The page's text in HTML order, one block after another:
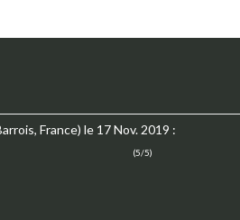
France) le 17 Nov. 2019 :
(5/5)